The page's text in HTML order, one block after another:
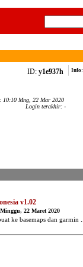
ID: y1e937h
10:10 Mng, 22 Mar 2020
Login terakhir: -
Info: